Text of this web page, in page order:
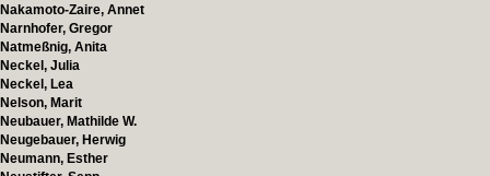
Nakamoto-Zaire, Annet
Narnhofer, Gregor
Natmeßnig, Anita
Neckel, Julia
Neckel, Lea
Nelson, Marit
Neubauer, Mathilde W.
Neugebauer, Herwig
Neumann, Esther